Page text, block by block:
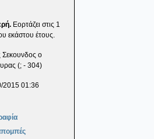
Εορτάζει στις 1
εκάστου έτους.
Σεκουνδος ο
(; - 304)
2015 01:36